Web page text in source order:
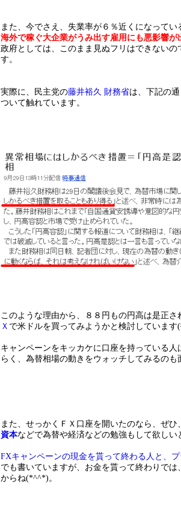
また、今でさえ、失業率が６％近くになってい
海外で稼ぐ大企業がうみ出す雇用にも悪影響が
政府としては、このまま見ぬフリはできない
す。
実際に、民主党の藤井裕久 財務省は、下記の
ついて触れています。
このような理由から、８８円もの円高は是正
Ｘ で米ドルを買ってみようかと検討していま
キャンペーンをキッカケに口座を持っている
らく、為替相場の動きをウォッチしてみるのも
また、せっかくＦＸ口座を開いたのなら、ぜひ
資本などで為替や経済などの勉強もして欲しい
FXキャンペーンの現金を貰って終わる人と、
でも書いていますが、お金を貰って終わりで
からね(*^^*)。